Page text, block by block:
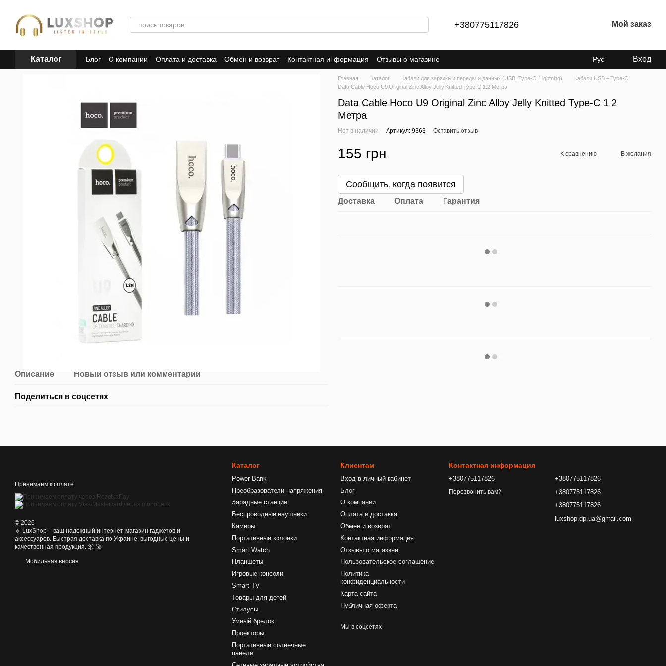
+380775117826 Мой заказ
Каталог Блог О компании Оплата и доставка Обмен и возврат Контактная информация
Отзывы о магазине
Пользовательское соглашение
Политика конфиденциальности Публичная оферта
Рус Вход
Описание Новый отзыв или комментарий
Поделиться в соцсетях
Главная Каталог Кабели для зарядки и передачи данных (USB, Type-C, Lightning)
Кабели USB – Type-C
Data Cable Hoco U9 Original Zinc Alloy Jelly Knitted Type-C 1.2 Метра
Data Cable Hoco U9 Original Zinc Alloy Jelly Knitted Type-C 1.2
Метра
Нет в наличии Артикул: 9363 Оставить отзыв
155 грн К сравнению В желания
Сообщить, когда появится
Доставка Оплата Гарантия
Принимаем к оплате
© 2026
🔹 LuxShop – ваш надежный интернет-магазин гаджетов и
аксессуаров. Быстрая доставка по Украине, выгодные цены и
качественная продукция. 📦 🚀
Мобильная версия
Каталог
Power Bank
Преобразователи напряжения
Зарядные станции
Беспроводные наушники
Камеры
Портативные колонки
Smart Watch
Планшеты
Игровые консоли
Smart TV
Товары для детей
Стилусы
Умный брелок
Проекторы
Портативные солнечные
панели
Клиентам
Вход в личный кабинет
Блог
О компании
Оплата и доставка
Обмен и возврат
Контактная информация
Отзывы о магазине
Пользовательское соглашение
Политика
конфиденциальности
Карта сайта
Публичная оферта
Мы в соцсетях
Контактная информация
+380775117826
Перезвонить вам?
+380775117826
+380775117826
+380775117826
luxshop.dp.ua@gmail.com